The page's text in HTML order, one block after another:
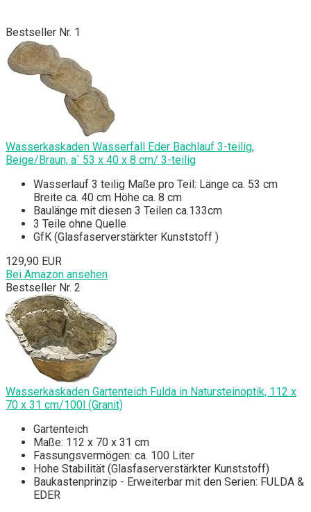
Bestseller Nr. 1
Wasserkaskaden Wasserfall Eder Bachlauf 3-teilig,
Beige/Braun, a` 53 x 40 x 8 cm/ 3-teilig
Wasserlauf 3 teilig Maße pro Teil: Länge ca. 53 cm
Breite ca. 40 cm Höhe ca. 8 cm
Baulänge mit diesen 3 Teilen ca.133cm
3 Teile ohne Quelle
GfK (Glasfaserverstärkter Kunststoff )
129,90 EUR
Bei Amazon ansehen
Bestseller Nr. 2
Wasserkaskaden Gartenteich Fulda in Natursteinoptik, 112 x
70 x 31 cm/100l (Granit)
Gartenteich
Maße: 112 x 70 x 31 cm
Fassungsvermögen: ca. 100 Liter
Hohe Stabilität (Glasfaserverstärkter Kunststoff)
Baukastenprinzip - Erweiterbar mit den Serien: FULDA &
EDER